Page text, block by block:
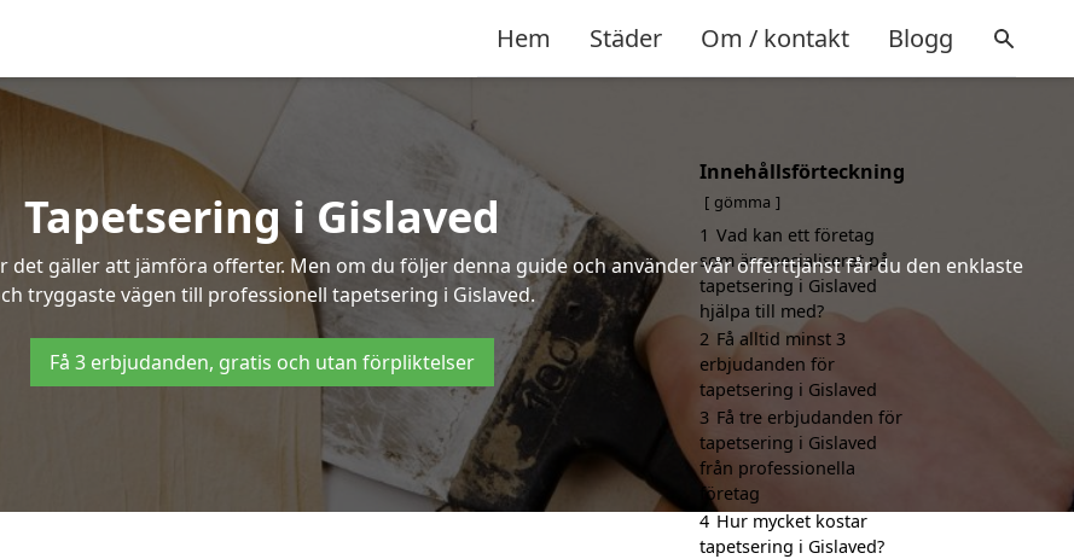
Hem Städer Om / kontakt Blogg
Tapetsering i Gislaved
det gäller att jämföra offerter. Men om du följer denna guide och använder vår offerttjänst får du den enklaste
tryggaste vägen till professionell tapetsering i Gislaved.
Få 3 erbjudanden, gratis och utan förpliktelser
Innehållsförteckning
gömma
1 Vad kan ett företag
som är specialiserat på
tapetsering i Gislaved
hjälpa till med?
2 Få alltid minst 3
erbjudanden för
tapetsering i Gislaved
3 Få tre erbjudanden för
tapetsering i Gislaved
från professionella
företag
4 Hur mycket kostar
tapetsering i Gislaved?